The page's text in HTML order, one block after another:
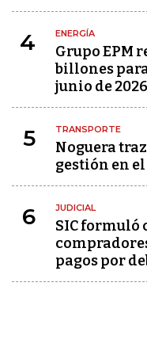
4 ENERGÍA
Grupo EPM
billones
junio de 2026
5 TRANSPORTE
Noguera
gestión en
6 JUDICIAL
SIC formuló
pagos por